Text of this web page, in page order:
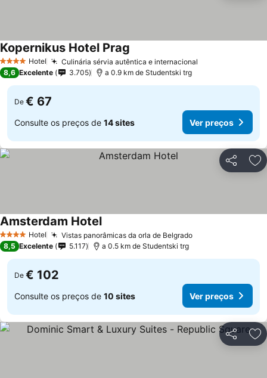
4 EstrelasHotel Culinária sérvia autêntica e internacional
Kopernikus Hotel Prag
8,6 Excelente 3.705 a 0.9 km de Studentski trg
De € 67
Consulte os preços de 14 sites Ver preços
Partilhar
4 EstrelasHotel Vistas panorâmicas da orla de BelgradoVer preços
Amsterdam HotelVer preços
8,5 Excelente 5.117 a 0.5 km de Studentski trg
De € 102
Consulte os preços de 10 sites Ver preços
Partilhar